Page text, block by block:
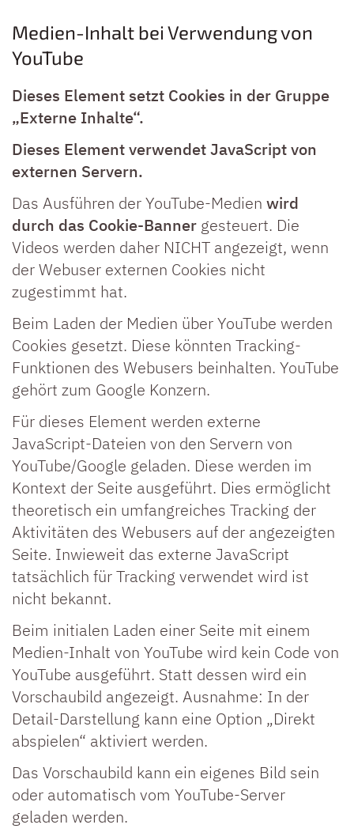
Medien-Inhalt bei Verwendung von
YouTube
Dieses Element setzt Cookies in der Gruppe
„Externe Inhalte“.
Dieses Element verwendet JavaScript von
externen Servern.
Das Ausführen der YouTube-Medien wird
durch das Cookie-Banner gesteuert. Die
Videos werden daher NICHT angezeigt, wenn
der Webuser externen Cookies nicht
zugestimmt hat.
Beim Laden der Medien über YouTube werden
Cookies gesetzt. Diese könnten Tracking-
Funktionen des Webusers beinhalten. YouTube
gehört zum Google Konzern.
Für dieses Element werden externe
JavaScript-Dateien von den Servern von
YouTube/Google geladen. Diese werden im
Kontext der Seite ausgeführt. Dies ermöglicht
theoretisch ein umfangreiches Tracking der
Aktivitäten des Webusers auf der angezeigten
Seite. Inwieweit das externe JavaScript
tatsächlich für Tracking verwendet wird ist
nicht bekannt.
Beim initialen Laden einer Seite mit einem
Medien-Inhalt von YouTube wird kein Code von
YouTube ausgeführt. Statt dessen wird ein
Vorschaubild angezeigt. Ausnahme: In der
Detail-Darstellung kann eine Option „Direkt
abspielen“ aktiviert werden.
Das Vorschaubild kann ein eigenes Bild sein
oder automatisch vom YouTube-Server
geladen werden.